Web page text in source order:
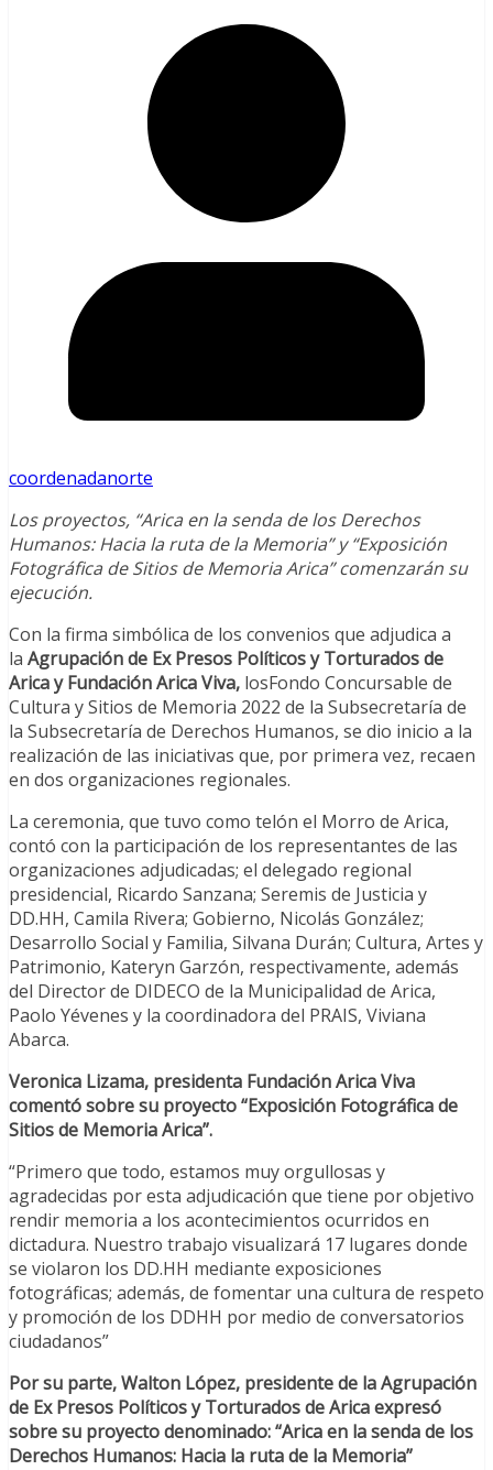
coordenadanorte
Los proyectos, “Arica en la senda de los Derechos
Humanos: Hacia la ruta de la Memoria” y “Exposición
Fotográfica de Sitios de Memoria Arica” comenzarán su
ejecución.
Con la firma simbólica de los convenios que adjudica a
la Agrupación de Ex Presos Políticos y Torturados de
Arica y Fundación Arica Viva, losFondo Concursable de
Cultura y Sitios de Memoria 2022 de la Subsecretaría de
la Subsecretaría de Derechos Humanos, se dio inicio a la
realización de las iniciativas que, por primera vez, recaen
en dos organizaciones regionales.
La ceremonia, que tuvo como telón el Morro de Arica,
contó con la participación de los representantes de las
organizaciones adjudicadas; el delegado regional
presidencial, Ricardo Sanzana; Seremis de Justicia y
DD.HH, Camila Rivera; Gobierno, Nicolás González;
Desarrollo Social y Familia, Silvana Durán; Cultura, Artes y
Patrimonio, Kateryn Garzón, respectivamente, además
del Director de DIDECO de la Municipalidad de Arica,
Paolo Yévenes y la coordinadora del PRAIS, Viviana
Abarca.
Veronica Lizama, presidenta Fundación Arica Viva
comentó sobre su proyecto“Exposición Fotográfica de
Sitios de Memoria Arica”.
“Primero que todo, estamos muy orgullosas y
agradecidas por esta adjudicación que tiene por objetivo
rendir memoria a los acontecimientos ocurridos en
dictadura. Nuestro trabajo visualizará 17 lugares donde
se violaron los DD.HH mediante exposiciones
fotográficas; además, de fomentar una cultura de respeto
y promoción de los DDHH por medio de conversatorios
ciudadanos”
Por su parte, Walton López, presidente de la Agrupación
de Ex Presos Políticos y Torturados de Arica expresó
sobre su proyecto denominado: “Arica en la senda de los
Derechos Humanos: Hacia la ruta de la Memoria”